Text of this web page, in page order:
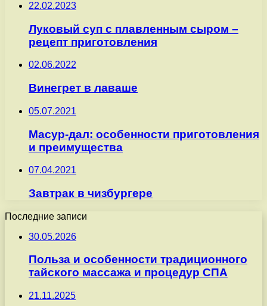
22.02.2023
Луковый суп с плавленным сыром –
рецепт приготовления
02.06.2022
Винегрет в лаваше
05.07.2021
Масур-дал: особенности приготовления
и преимущества
07.04.2021
Завтрак в чизбургере
Последние записи
30.05.2026
Польза и особенности традиционного
тайского массажа и процедур СПА
21.11.2025